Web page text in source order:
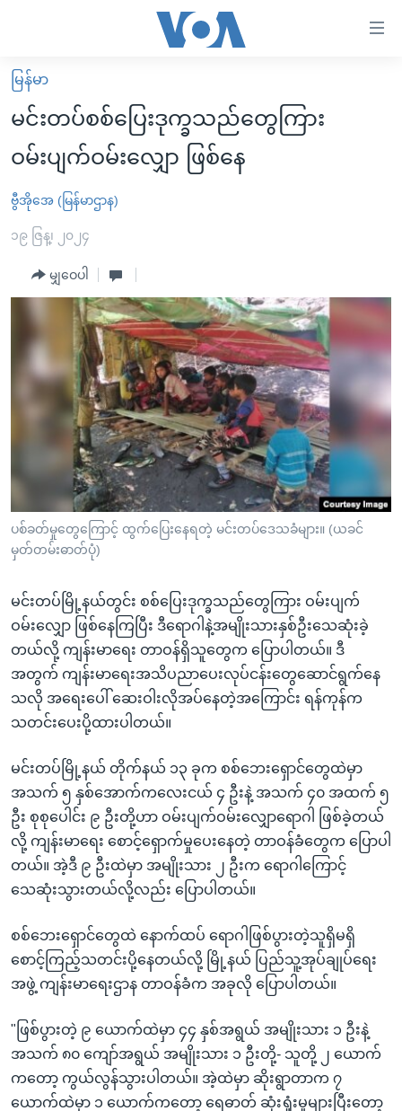
လွယ်ကူ
စေ
သည့်
များ
ပင်မ
သို့
ကြည့်
ရန်
ရန်
နေရာ
သို့
ကျော်
ရန်
မူလစာမျက်နှာ
မြန်မာ
ကမ္ဘာ့သတင်းများ
နိုင်ငံတကာ
အမေရိကန်
အစ္စရေး-ပါလက်စတိုင်း
ဗွီဒီယို
သတင်းလွတ်လပ်ခွင့်
အင်္ဂလိပ်စာလေ့လာမယ်
အမေရိကန်သုံးအီဒီယံ
မကြေးမုံရဲ့ အင်္ဂလိပ်စာ
ရုပ်ရှင်ထဲက အင်္ဂလိပ်စာ
သုတပဒေသာ အင်္ဂလိပ်စာ
အပတ်စဉ်ကဏ္ဍများ
ရေဒီယို
တီဗွီ
ရေဒီယိုနှင့်ရုပ်သံ အချက်အလက်များ
ရေဒီယို/တီဗွီအစီအစဉ်
Learning English
ဗွီအိုအေ လူမှုကွန်ယက်များ
မြန်မာ
မင်းတပ်စစ်ပြေးဒုက္ခသည်တွေကြား
ဝမ်းပျက်ဝမ်းလျှော ဖြစ်နေ
ဗွီအိုအေ (မြန်မာဌာန)
၁၉ ဇြန္၊ ၂၀၂၄
မျှဝေပါ
ပစ်ခတ်မှုတွေကြောင့် ထွက်ပြေးနေရတဲ့ မင်းတပ်ဒေသခံများ။ (ယခင်
မှတ်တမ်းဓာတ်ပုံ)
မင်းတပ်မြို့နယ်တွင်း စစ်ပြေးဒုက္ခသည်တွေကြား ဝမ်းပျက်
ဝမ်းလျှော ဖြစ်နေကြပြီး ဒီရောဂါနဲ့အမျိုးသားနှစ်ဦးသေဆုံးခဲ့
တယ်လို့ ကျန်းမာရေး တာဝန်ရှိသူတွေက ပြောပါတယ်။ ဒီ
အတွက် ကျန်းမာရေးအသိပညာပေးလုပ်ငန်းတွေဆောင်ရွက်နေ
သလို အရေးပေါ် ဆေးဝါးလိုအပ်နေတဲ့အကြောင်း ရန်ကုန်က
သတင်းပေးပို့ထားပါတယ်။
မင်းတပ်မြို့နယ် တိုက်နယ် ၁၃ ခုက စစ်ဘေးရှောင်တွေထဲမှာ
အသက် ၅ နှစ်အောက်ကလေးငယ် ၄ ဦးနဲ့ အသက် ၄၀ အထက် ၅
ဦး စုစုပေါင်း ၉ ဦးတို့ဟာ ဝမ်းပျက်ဝမ်းလျှောရောဂါ ဖြစ်ခဲ့တယ်
လို့ ကျန်းမာရေး စောင့်ရှောက်မှုပေးနေတဲ့ တာဝန်ခံတွေက ပြောပါ
တယ်။ အဲ့ဒီ ၉ ဦးထဲမှာ အမျိုးသား ၂ ဦးက ရောဂါကြောင့်
သေဆုံးသွားတယ်လို့လည်း ပြောပါတယ်။
စစ်ဘေးရှောင်တွေထဲ နောက်ထပ် ရောဂါဖြစ်ပွားတဲ့သူရှိမရှိ
စောင့်ကြည့်သတင်းပို့နေတယ်လို့ မြို့နယ် ပြည်သူ့အုပ်ချုပ်ရေး
အဖွဲ့ ကျန်းမာရေးဌာန တာဝန်ခံက အခုလို ပြောပါတယ်။
"ဖြစ်ပွားတဲ့ ၉ ယောက်ထဲမှာ ၄၄ နှစ်အရွယ် အမျိုးသား ၁ ဦးနဲ့
အသက် ၈၀ ကျော်အရွယ် အမျိုးသား ၁ ဦးတို့- သူတို့ ၂ ယောက်
ကတော့ ကွယ်လွန်သွားပါတယ်။ အဲ့ထဲမှာ ဆိုးရွာတာက ၇
ယောက်ထဲမှာ ၁ ယောက်ကတော့ ရေဓာတ် ဆုံးရှုံးမှုများပြီးတော့